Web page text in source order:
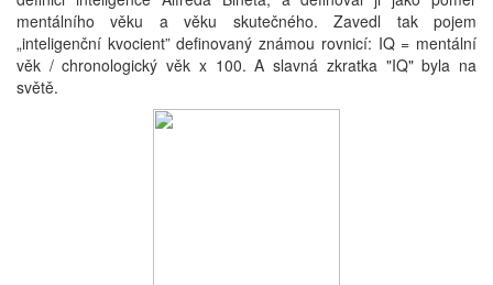
mentálního věku a věku skutečného. Zavedl tak pojem
„inteligenční kvocient” definovaný známou rovnicí: IQ = mentální
věk / chronologický věk x 100. A slavná zkratka "IQ" byla na
světě.